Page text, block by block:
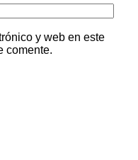
y web en este
comente.